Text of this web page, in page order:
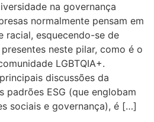
na governança
normalmente pensam em
racial, esquecendo-se de
neste pilar, como é o
LGBTQIA+.
discussões da
padrões ESG (que englobam
sociais e governança), é […]